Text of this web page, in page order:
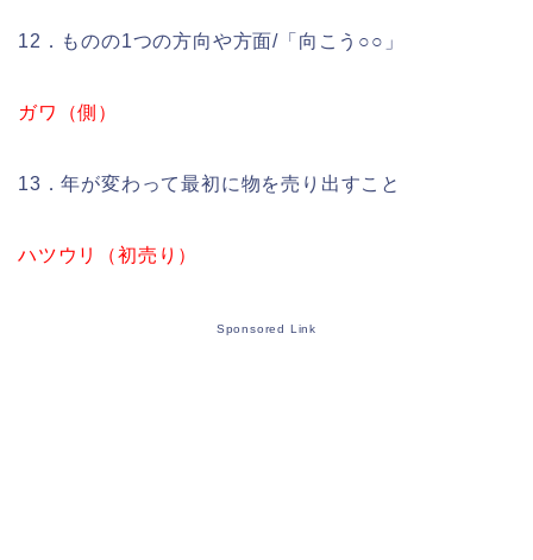
12．ものの1つの方向や方面/「向こう○○」
ガワ（側）
13．年が変わって最初に物を売り出すこと
ハツウリ（初売り）
Sponsored Link